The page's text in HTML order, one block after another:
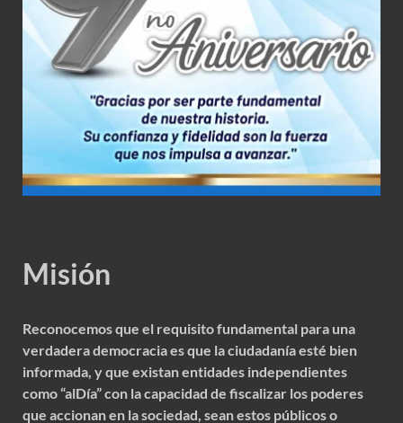
Misión
Reconocemos que el requisito fundamental para una
verdadera democracia es que la ciudadanía esté bien
informada, y que existan entidades independientes
como “alDía” con la capacidad de fiscalizar los poderes
que accionan en la sociedad, sean estos públicos o